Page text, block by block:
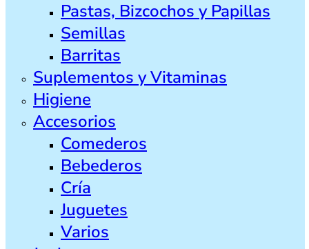
Pastas, Bizcochos y Papillas
Semillas
Barritas
Suplementos y Vitaminas
Higiene
Accesorios
Comederos
Bebederos
Cría
Juguetes
Varios